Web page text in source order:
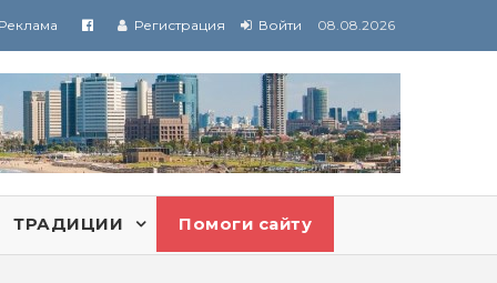
Реклама Регистрация Войти 08.08.2026
ТРАДИЦИИ Помоги сайту